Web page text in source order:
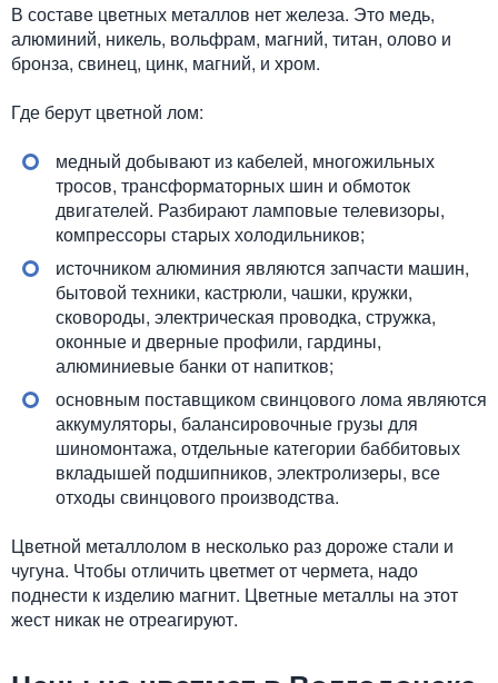
В составе цветных металлов нет железа. Это медь,
алюминий, никель, вольфрам, магний, титан, олово и
бронза, свинец, цинк, магний, и хром.
Где берут цветной лом:
медный добывают из кабелей, многожильных
тросов, трансформаторных шин и обмоток
двигателей. Разбирают ламповые телевизоры,
компрессоры старых холодильников;
источником алюминия являются запчасти машин,
бытовой техники, кастрюли, чашки, кружки,
сковороды, электрическая проводка, стружка,
оконные и дверные профили, гардины,
алюминиевые банки от напитков;
основным поставщиком свинцового лома являются
аккумуляторы, балансировочные грузы для
шиномонтажа, отдельные категории баббитовых
вкладышей подшипников, электролизеры, все
отходы свинцового производства.
Цветной металлолом в несколько раз дороже стали и
чугуна. Чтобы отличить цветмет от чермета, надо
поднести к изделию магнит. Цветные металлы на этот
жест никак не отреагируют.